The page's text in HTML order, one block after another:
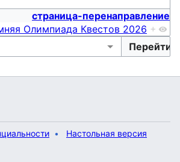
страница-перенаправление
Олимпиада Квестов 2026 +
Настольная версия